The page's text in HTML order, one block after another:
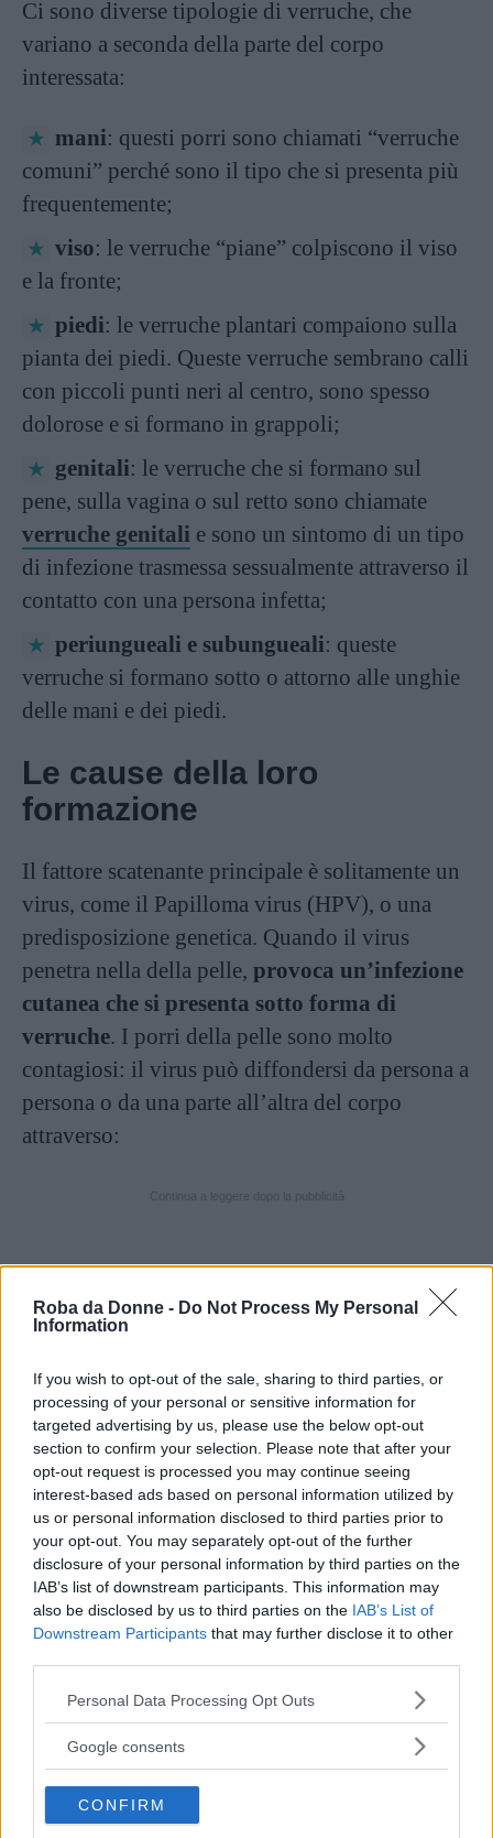
Roba da Donne - Do Not Process My Personal
Information
If you wish to opt-out of the sale, sharing to third parties, or
processing of your personal or sensitive information for
targeted advertising by us, please use the below opt-out
section to confirm your selection. Please note that after your
opt-out request is processed you may continue seeing
interest-based ads based on personal information utilized by
us or personal information disclosed to third parties prior to
your opt-out. You may separately opt-out of the further
disclosure of your personal information by third parties on the
IAB’s list of downstream participants. This information may
also be disclosed by us to third parties on the IAB’s List of
Downstream Participants that may further disclose it to other
Please note that this website/app uses one or more Google
not limited to your visit or usage behaviour. You may click to
use your data for below specified purposes in below Google
consent section.
Personal Data Processing Opt Outs
Google consents
CONFIRM
Ci sono diverse tipologie di verruche, che
variano a seconda della parte del corpo
interessata:
mani: questi porri sono chiamati “verruche
comuni” perché sono il tipo che si presenta più
frequentemente;
viso: le verruche “piane” colpiscono il viso
e la fronte;
piedi: le verruche plantari compaiono sulla
pianta dei piedi. Queste verruche sembrano calli
con piccoli punti neri al centro, sono spesso
dolorose e si formano in grappoli;
genitali: le verruche che si formano sul
pene, sulla vagina o sul retto sono chiamate
verruche genitali e sono un sintomo di un tipo
di infezione trasmessa sessualmente attraverso il
contatto con una persona infetta;
periungueali e subungueali: queste
verruche si formano sotto o attorno alle unghie
delle mani e dei piedi.
Le cause della loro
formazione
Il fattore scatenante principale è solitamente un
virus, come il Papilloma virus (HPV), o una
predisposizione genetica. Quando il virus
penetra nella della pelle, provoca un’infezione
cutanea che si presenta sotto forma di
verruche. I porri della pelle sono molto
contagiosi: il virus può diffondersi da persona a
persona o da una parte all’altra del corpo
attraverso:
contatto con qualcosa contaminato dal virus,
come asciugamani, maniglie delle porte e
pavimenti della doccia;
rapporti sessuali (verruche genitali);
mangiarsi le unghiee strapparsi le cuticole;
rasatura.
Vi Raccomandiamo...